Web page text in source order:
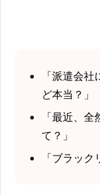
「派遣会
ど本当？」
「最近、
て？」
「ブラッ